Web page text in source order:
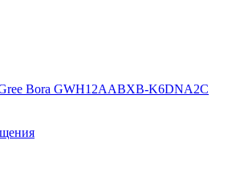
Bora GWH12ААBХB-K6DNA2С